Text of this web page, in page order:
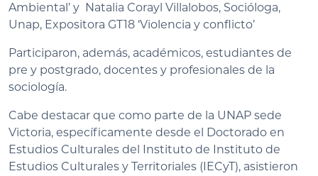
Ambiental’ y Natalia Corayl Villalobos, Socióloga,
Unap, Expositora GT18 ‘Violencia y conflicto’
Participaron, además, académicos, estudiantes de
pre y postgrado, docentes y profesionales de la
sociología.
Cabe destacar que como parte de la UNAP sede
Victoria, específicamente desde el Doctorado en
Estudios Culturales del Instituto de Instituto de
Estudios Culturales y Territoriales (IECyT), asistieron